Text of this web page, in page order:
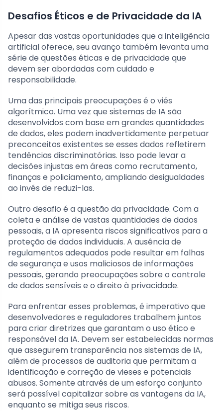
Desafios Éticos e de Privacidade da IA
Apesar das vastas oportunidades que a inteligência
artificial oferece, seu avanço também levanta uma
série de questões éticas e de privacidade que
devem ser abordadas com cuidado e
responsabilidade.
Uma das principais preocupações é o viés
algorítmico. Uma vez que sistemas de IA são
desenvolvidos com base em grandes quantidades
de dados, eles podem inadvertidamente perpetuar
preconceitos existentes se esses dados refletirem
tendências discriminatórias. Isso pode levar a
decisões injustas em áreas como recrutamento,
finanças e policiamento, ampliando desigualdades
ao invés de reduzi-las.
Outro desafio é a questão da privacidade. Com a
coleta e análise de vastas quantidades de dados
pessoais, a IA apresenta riscos significativos para a
proteção de dados individuais. A ausência de
regulamentos adequados pode resultar em falhas
de segurança e usos maliciosos de informações
pessoais, gerando preocupações sobre o controle
de dados sensíveis e o direito à privacidade.
Para enfrentar esses problemas, é imperativo que
desenvolvedores e reguladores trabalhem juntos
para criar diretrizes que garantam o uso ético e
responsável da IA. Devem ser estabelecidas normas
que assegurem transparência nos sistemas de IA,
além de processos de auditoria que permitam a
identificação e correção de vieses e potenciais
abusos. Somente através de um esforço conjunto
será possível capitalizar sobre as vantagens da IA,
enquanto se mitiga seus riscos.